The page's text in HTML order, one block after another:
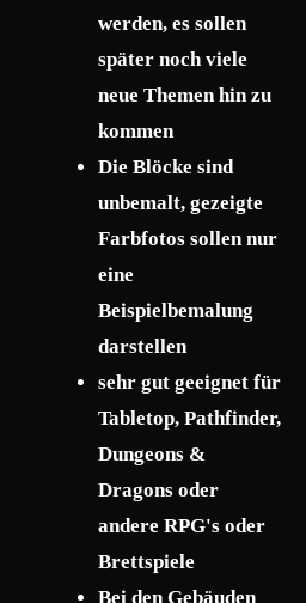
werden, es sollen
später noch viele
neue Themen hin zu
kommen
Die Blöcke sind
unbemalt, gezeigte
Farbfotos sollen nur
eine
Beispielbemalung
darstellen
sehr gut geeignet für
Tabletop, Pathfinder,
Dungeons &
Dragons oder
andere RPG's oder
Brettspiele
Bei den Gebäuden